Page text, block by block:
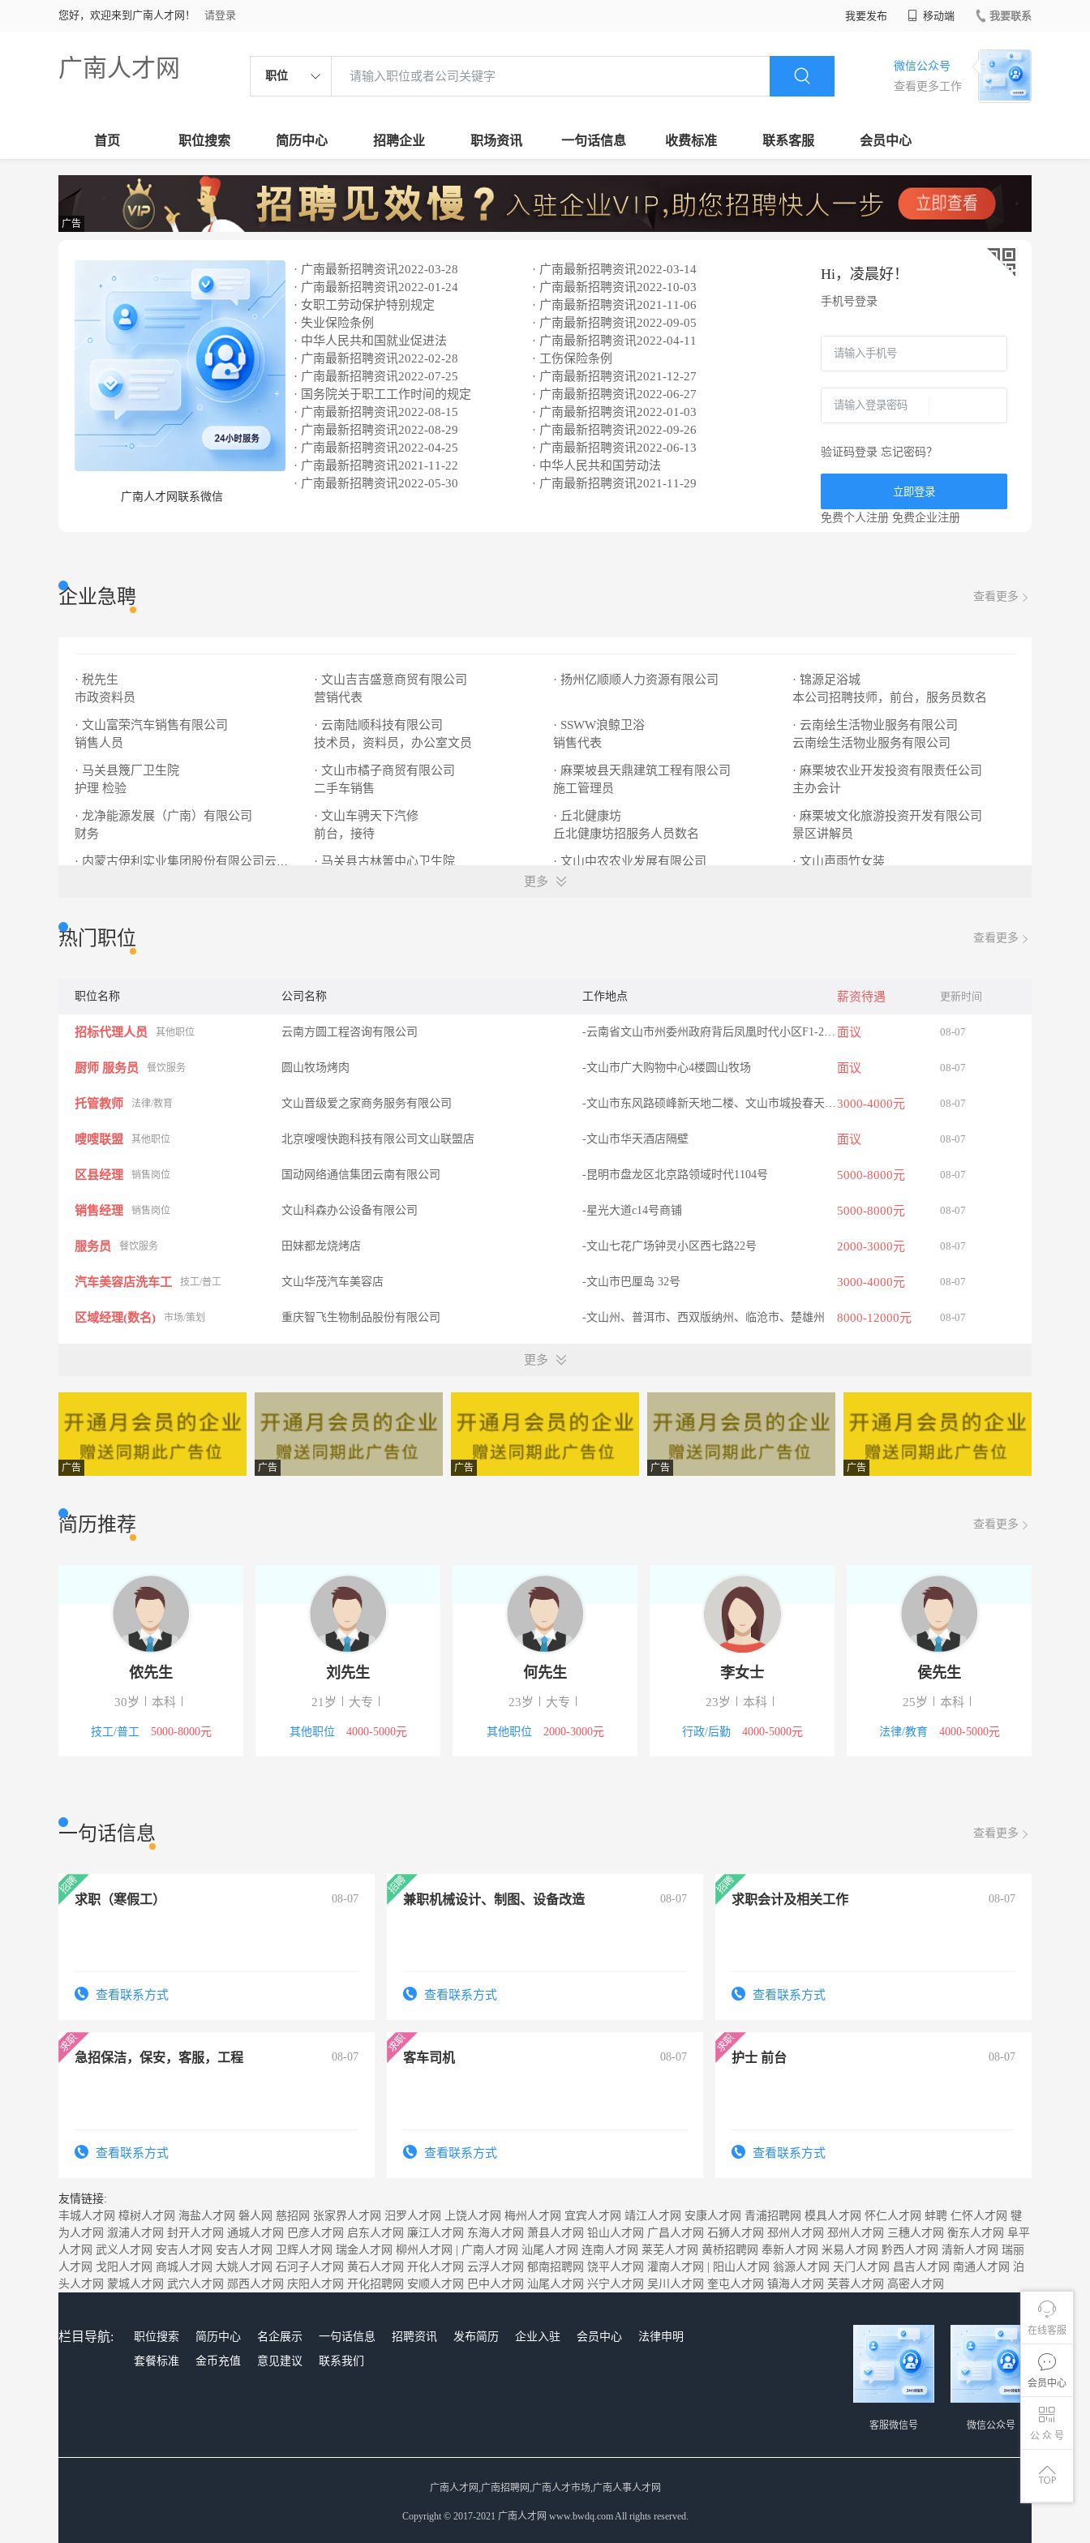
您好，欢迎来到广南人才网！ 请登录 我要发布 移动端 我要联系
广南人才网 职位
微信公众号
查看更多工作
首页 职位搜索 简历中心 招聘企业 职场资讯 一句话信息 收费标准 联系客服 会员中心
在线客服
会员中心
公 众 号
广告
广南人才网联系微信
· 广南最新招聘资讯2022-03-28
· 广南最新招聘资讯2022-03-14
· 广南最新招聘资讯2022-01-24
· 广南最新招聘资讯2022-10-03
· 女职工劳动保护特别规定
· 广南最新招聘资讯2021-11-06
· 失业保险条例
· 广南最新招聘资讯2022-09-05
· 中华人民共和国就业促进法
· 广南最新招聘资讯2022-04-11
· 广南最新招聘资讯2022-02-28
· 工伤保险条例
· 广南最新招聘资讯2022-07-25
· 广南最新招聘资讯2021-12-27
· 国务院关于职工工作时间的规定
· 广南最新招聘资讯2022-06-27
· 广南最新招聘资讯2022-08-15
· 广南最新招聘资讯2022-01-03
· 广南最新招聘资讯2022-08-29
· 广南最新招聘资讯2022-09-26
· 广南最新招聘资讯2022-04-25
· 广南最新招聘资讯2022-06-13
· 广南最新招聘资讯2021-11-22
· 中华人民共和国劳动法
· 广南最新招聘资讯2022-05-30
· 广南最新招聘资讯2021-11-29
Hi， 凌晨好！
手机号登录
验证码登录 忘记密码？
立即登录
免费个人注册 免费企业注册
企业急聘 查看更多
· 税先生
市政资料员
· 文山吉吉盛意商贸有限公司
营销代表
· 扬州亿顺顺人力资源有限公司
· 锦源足浴城
本公司招聘技师，前台，服务员数名
· 文山富荣汽车销售有限公司
销售人员
· 云南陆顺科技有限公司
技术员，资料员，办公室文员
· SSWW浪鲸卫浴
销售代表
· 云南绘生活物业服务有限公司
云南绘生活物业服务有限公司
· 马关县篾厂卫生院
护理 检验
· 文山市橘子商贸有限公司
二手车销售
· 麻栗坡县天鼎建筑工程有限公司
施工管理员
· 麻栗坡农业开发投资有限责任公司
主办会计
· 龙净能源发展（广南）有限公司
财务
· 文山车骋天下汽修
前台，接待
· 丘北健康坊
丘北健康坊招服务人员数名
· 麻栗坡文化旅游投资开发有限公司
景区讲解员
· 内蒙古伊利实业集团股份有限公司云南分公司
· 马关县古林箐中心卫生院
· 文山中农农业发展有限公司
业务员
· 文山声雨竹女装
更多
热门职位 查看更多
职位名称 公司名称 工作地点 薪资待遇 更新时间
招标代理人员 其他职位 云南方圆工程咨询有限公司 -云南省文山市州委州政府背后凤凰时代小区F1-25号门面 面议 08-07
厨师 服务员 餐饮服务 圆山牧场烤肉 -文山市广大购物中心4楼圆山牧场 面议 08-07
托管教师 法律/教育 文山晋级爱之家商务服务有限公司 -文山市东风路硕峰新天地二楼、文山市城投春天、文山市城北清香阁3000-4000元 08-07
嗖嗖联盟 其他职位 北京嗖嗖快跑科技有限公司文山联盟店 -文山市华天酒店隔壁 面议 08-07
区县经理 销售岗位 国动网络通信集团云南有限公司 -昆明市盘龙区北京路领域时代1104号 5000-8000元 08-07
销售经理 销售岗位 文山科森办公设备有限公司 -星光大道c14号商铺 5000-8000元 08-07
服务员 餐饮服务 田妹都龙烧烤店 -文山七花广场钟灵小区西七路22号 2000-3000元 08-07
汽车美容店洗车工 技工/普工 文山华茂汽车美容店 -文山市巴厘岛 32号 3000-4000元 08-07
区域经理(数名) 市场/策划 重庆智飞生物制品股份有限公司 -文山州、普洱市、西双版纳州、临沧市、楚雄州 8000-12000元 08-07
代驾司机 司机/交通 大陆老兵出行 -文山卧龙街道民村51栋老兵出行 5000-8000元 08-07
驻校教官 法律/教育 广南县雄师营户外运动策划有限公司 -广南县城镇南秀西路312号 面议 08-07
前台收银员
办公室文秘 行政/后勤 云南富砚高速公路有限公司 4000-5000元 08-07
促销/导购 利姿化妆品生活馆 -广南县北坛路北坛社区70号 08-07
景区讲解员 酒店/旅游 麻栗坡文化旅游投资开发有限公司 08-07
活动推广 销售岗位 内蒙古伊利实业集团股份有限公司云南分公司 -昆明市西山区蓝光昆仑中心 4000-5000元 08-07
更多
广告 广告 广告 广告 广告
简历推荐 查看更多
侬先生
30岁 本科
技工/普工 5000-8000元
刘先生
21岁 大专
其他职位 4000-5000元
何先生
23岁 大专
其他职位 2000-3000元
李女士
23岁 本科
行政/后勤 4000-5000元
侯先生
25岁 本科
法律/教育 4000-5000元
一句话信息 查看更多
求职（寒假工） 08-07
查看联系方式
兼职机械设计、制图、设备改造 08-07
查看联系方式
求职会计及相关工作 08-07
查看联系方式
急招保洁，保安，客服，工程 08-07
查看联系方式
客车司机 08-07
查看联系方式
护士 前台 08-07
查看联系方式
友情链接:
丰城人才网 樟树人才网 海盐人才网 磐人网 慈招网 张家界人才网 汨罗人才网 上饶人才网 梅州人才网 宜宾人才网 靖江人才网 安康人才网 青浦招聘网 模具人才网 怀仁人才网 蚌聘 仁怀人才网 犍
为人才网 溆浦人才网 封开人才网 通城人才网 巴彦人才网 启东人才网 廉江人才网 东海人才网 萧县人才网 铅山人才网 广昌人才网 石狮人才网 邳州人才网 邳州人才网 三穗人才网 衡东人才网 阜平
人才网 武义人才网 安吉人才网 安吉人才网 卫辉人才网 瑞金人才网 柳州人才网 广南人才网 汕尾人才网 连南人才网 莱芜人才网 黄桥招聘网 奉新人才网 米易人才网 黔西人才网 清新人才网 瑞丽
人才网 戈阳人才网 商城人才网 大姚人才网 石河子人才网 黄石人才网 开化人才网 云浮人才网 郁南招聘网 饶平人才网 灌南人才网 阳山人才网 翁源人才网 天门人才网 昌吉人才网 南通人才网 泊
头人才网 蒙城人才网 武穴人才网 郧西人才网 庆阳人才网 开化招聘网 安顺人才网 巴中人才网 汕尾人才网 兴宁人才网 吴川人才网 奎屯人才网 镇海人才网 芙蓉人才网 高密人才网
栏目导航: 职位搜索 简历中心 名企展示 一句话信息 招聘资讯 发布简历 企业入驻 会员中心
法律申明
套餐标准
金币充值 意见建议 联系我们
微信公众号
客服微信号
广南人才网,广南招聘网,广南人才市场,广南人事人才网
Copyright © 2017-2021 广南人才网 www.bwdq.com All rights reserved.